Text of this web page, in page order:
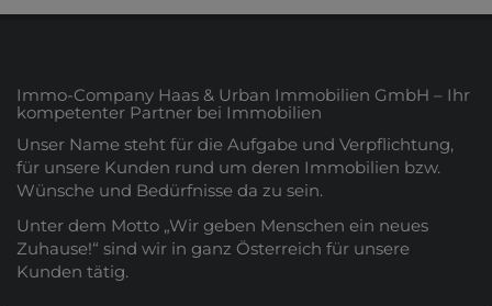
Immo-Company Haas & Urban Immobilien GmbH – Ihr
kompetenter Partner bei Immobilien
Unser Name steht für die Aufgabe und Verpflichtung,
für unsere Kunden rund um deren Immobilien bzw.
Wünsche und Bedürfnisse da zu sein.
Unter dem Motto „Wir geben Menschen ein neues
Zuhause!“ sind wir in ganz Österreich für unsere
Kunden tätig.